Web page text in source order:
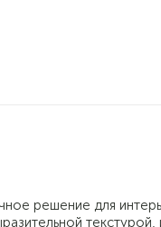
решение для